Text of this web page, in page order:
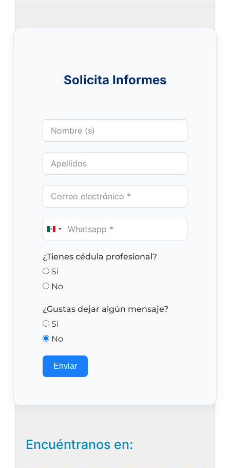
Solicita Informes
Mexico
¿Tienes cédula profesional?
Si
No
¿Gustas dejar algún mensaje?
Si
No
Enviar
Encuéntranos en: